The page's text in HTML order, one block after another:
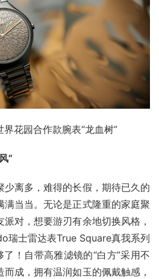
花园合作款腕表“龙血树”
”
少离多，难得的长假，期待已久的
满当当。无论是正式隆重的家庭聚
对，想要游刃有余地切换风格，
瑞士雷达表True Square真我系列
了！自带高雅滤镜的“白方”采用不
成，拥有温润如玉的佩戴触感，